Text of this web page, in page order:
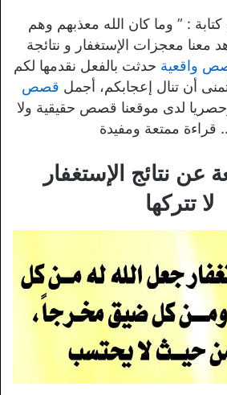
: ” وما كان الله معذبهم وهم
معنا معجزات الإستغفار و نتائجة
واقعية حدثت بالفعل نقدمها لكم
أن تنال إعجابكم، أجمل قصص
لدى موقعنا قصص حقيقية ولا
قراءة ممتعة ومفيدة
نتائج الإستغفار
لا تتركها